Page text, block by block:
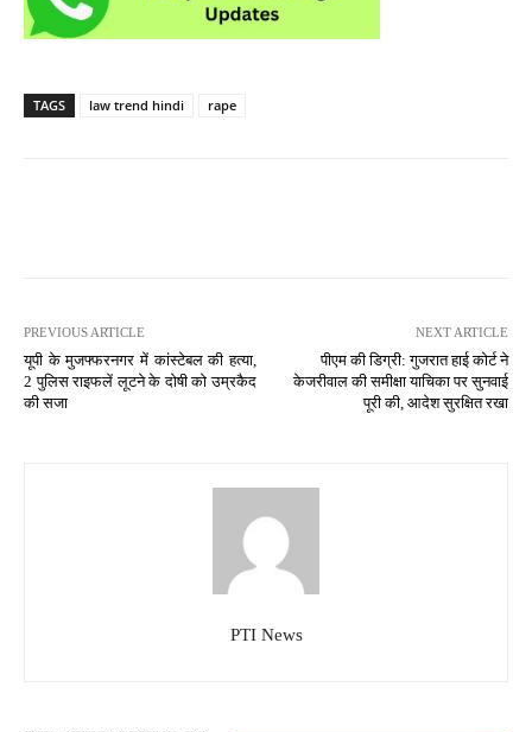
TAGS law trend hindi rape
PREVIOUS ARTICLE
यूपी के मुजफ्फरनगर में कांस्टेबल की हत्या,
2 पुलिस राइफलें लूटने के दोषी को उम्रकैद
की सजा
NEXT ARTICLE
पीएम की डिग्री: गुजरात हाई कोर्ट ने
केजरीवाल की समीक्षा याचिका पर सुनवाई
पूरी की, आदेश सुरक्षित रखा
PTI News